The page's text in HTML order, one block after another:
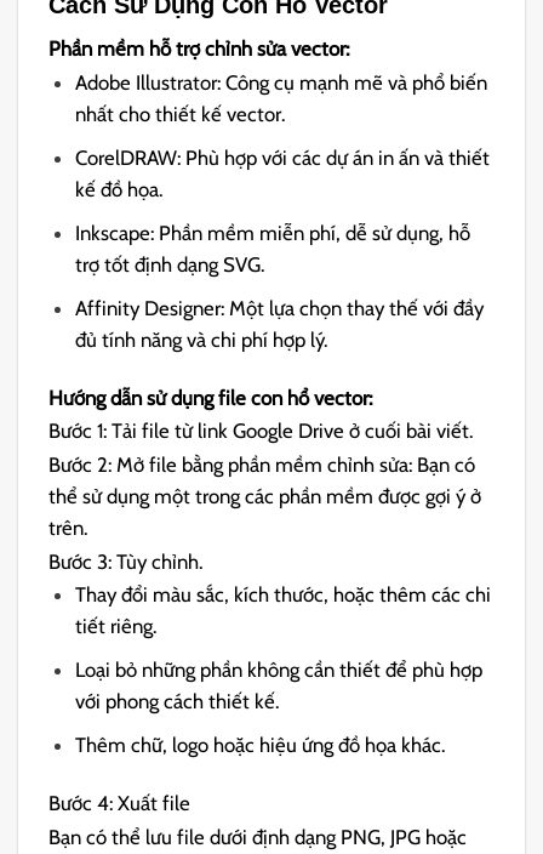
Phần mềm hỗ trợ chỉnh sửa vector:
Adobe Illustrator: Công cụ mạnh mẽ và phổ biến
nhất cho thiết kế vector.
CorelDRAW: Phù hợp với các dự án in ấn và thiết
kế đồ họa.
Inkscape: Phần mềm miễn phí, dễ sử dụng, hỗ
trợ tốt định dạng SVG.
Affinity Designer: Một lựa chọn thay thế với đầy
đủ tính năng và chi phí hợp lý.
Hướng dẫn sử dụng file con hổ vector:
Bước 1: Tải file từ link Google Drive ở cuối bài viết.
Bước 2: Mở file bằng phần mềm chỉnh sửa: Bạn có
thể sử dụng một trong các phần mềm được gợi ý ở
trên.
Bước 3: Tùy chỉnh.
Thay đổi màu sắc, kích thước, hoặc thêm các chi
tiết riêng.
Loại bỏ những phần không cần thiết để phù hợp
với phong cách thiết kế.
Thêm chữ, logo hoặc hiệu ứng đồ họa khác.
Bước 4: Xuất file
Bạn có thể lưu file dưới định dạng PNG, JPG hoặc